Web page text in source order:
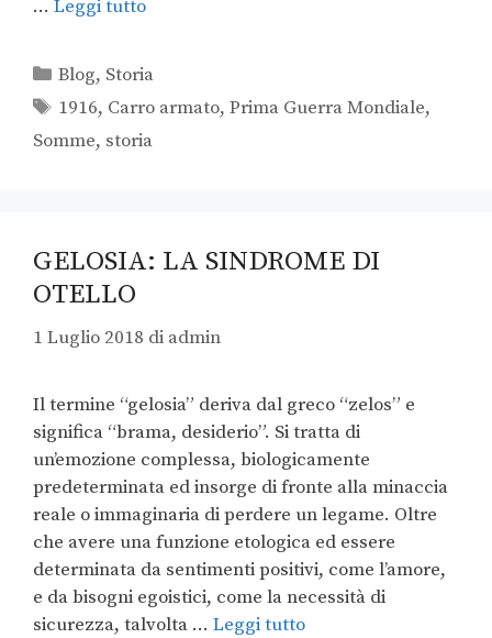
… Leggi tutto
Blog, Storia
1916, Carro armato,Prima Guerra Mondiale,
Somme, storia
GELOSIA: LA SINDROME DI
OTELLO
1 Luglio 2018 di admin
Il termine “gelosia” deriva dal greco “zelos” e
significa “brama, desiderio”. Si tratta di
un’emozione complessa, biologicamente
predeterminata ed insorge di fronte alla minaccia
reale o immaginaria di perdere un legame. Oltre
che avere una funzione etologica ed essere
determinata da sentimenti positivi, come l’amore,
e da bisogni egoistici, come la necessità di
sicurezza, talvolta … Leggi tutto